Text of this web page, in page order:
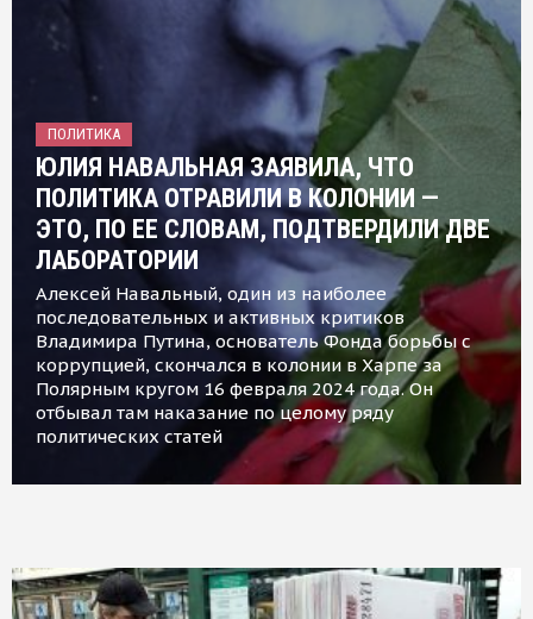
ПОЛИТИКА
ЮЛИЯ НАВАЛЬНАЯ ЗАЯВИЛА, ЧТО
ПОЛИТИКА ОТРАВИЛИ В КОЛОНИИ —
ЭТО, ПО ЕЕ СЛОВАМ, ПОДТВЕРДИЛИ ДВЕ
ЛАБОРАТОРИИ
Алексей Навальный, один из наиболее
последовательных и активных критиков
Владимира Путина, основатель Фонда борьбы с
коррупцией, скончался в колонии в Харпе за
Полярным кругом 16 февраля 2024 года. Он
отбывал там наказание по целому ряду
политических статей